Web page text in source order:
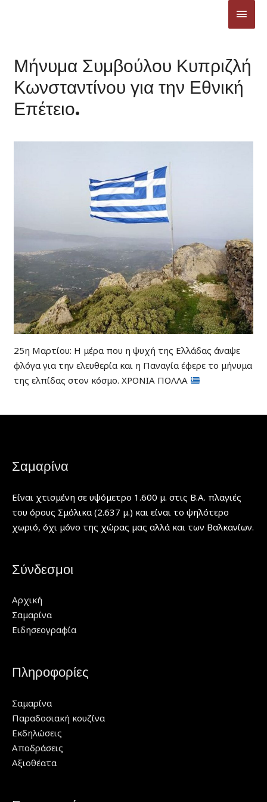
Μήνυμα Συμβούλου Κυπριζλή
Κωνσταντίνου για την Εθνική
Επέτειο.
25η Μαρτίου: Η μέρα που η ψυχή της Ελλάδας άναψε
φλόγα για την ελευθερία και η Παναγία έφερε το μήνυμα
της ελπίδας στον κόσμο. ΧΡΟΝΙΑ ΠΟΛΛΑ
Σαμαρίνα
Είναι χτισμένη σε υψόμετρο 1.600 μ. στις Β.Α. πλαγιές
του όρους Σμόλικα (2.637 μ.) και είναι το ψηλότερο
χωριό, όχι μόνο της χώρας μας αλλά και των Βαλκανίων.
Σύνδεσμοι
Αρχική
Σαμαρίνα
Ειδησεογραφία
Πληροφορίες
Σαμαρίνα
Παραδοσιακή κουζίνα
Εκδηλώσεις
Αποδράσεις
Αξιοθέατα